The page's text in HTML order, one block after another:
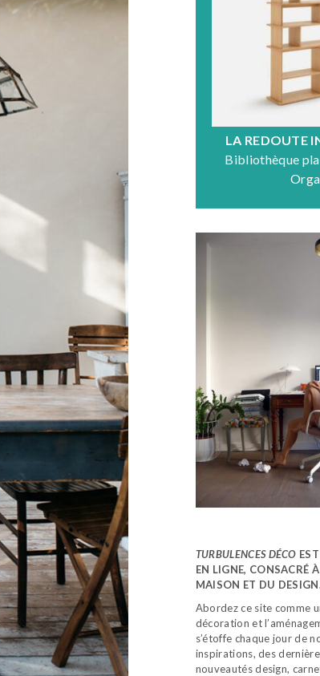
LA REDOUTE
Bibliothèque
Orga
TURBULENCES DÉCO
EN LIGNE, CONSACRÉ
MAISON ET DU
Abordez ce site comme
décoration et
s’étoffe chaque jour de
inspirations, des
nouveautés design,